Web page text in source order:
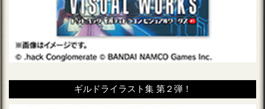
ギルドライラスト集 第２弾！